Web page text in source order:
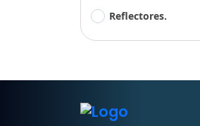
Reflectores.